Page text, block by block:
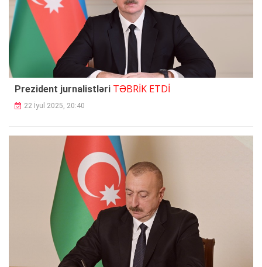
Prezident jurnalistləri TƏBRİK ETDİ
22 İyul 2025, 20:40